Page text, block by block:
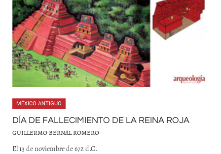
MÉXICO ANTIGUO
DÍA DE FALLECIMIENTO DE LA REINA ROJA
GUILLERMO BERNAL ROMERO
El 13 de noviembre de 672 d.C.